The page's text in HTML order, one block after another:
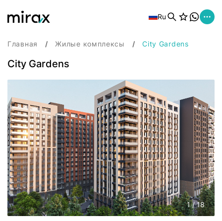
Ru
Главная Жилые комплексы City Gardens
City Gardens
1/18